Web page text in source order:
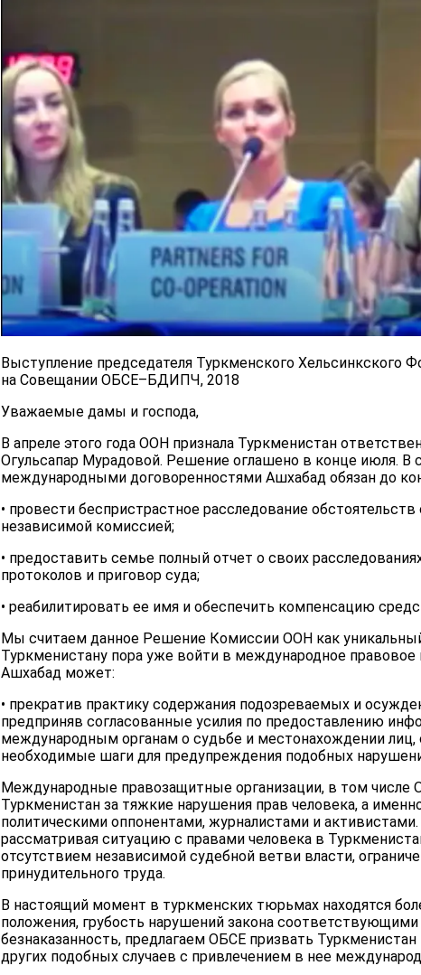
Выступление председателя Туркменского Хельсинкского
на Совещании ОБСЕ–БДИПЧ, 2018
Уважаемые дамы и господа,
В апреле этого года ООН признала Туркменистан
Огульсапар Мурадовой. Решение оглашено в конце июля.
международными договоренностями Ашхабад обязан до
• провести беспристрастное расследование
независимой комиссией;
• предоставить семье полный отчет о своих
протоколов и приговор суда;
• реабилитировать ее имя и обеспечить компенсацию
Мы считаем данное Решение Комиссии ООН как
Туркменистану пора уже войти в международное
Ашхабад может:
• прекратив практику содержания подозреваемых и
предприняв согласованные усилия по предоставлению
международным органам о судьбе и местонахождении
необходимые шаги для предупреждения подобных
Международные правозащитные организации, в том числе
Туркменистан за тяжкие нарушения прав человека, а
политическими оппонентами, журналистами и
рассматривая ситуацию с правами человека в
отсутствием независимой судебной ветви власти,
принудительного труда.
В настоящий момент в туркменских тюрьмах находятся
положения, грубость нарушений закона
безнаказанность, предлагаем ОБСЕ призвать
других подобных случаев с привлечением в нее